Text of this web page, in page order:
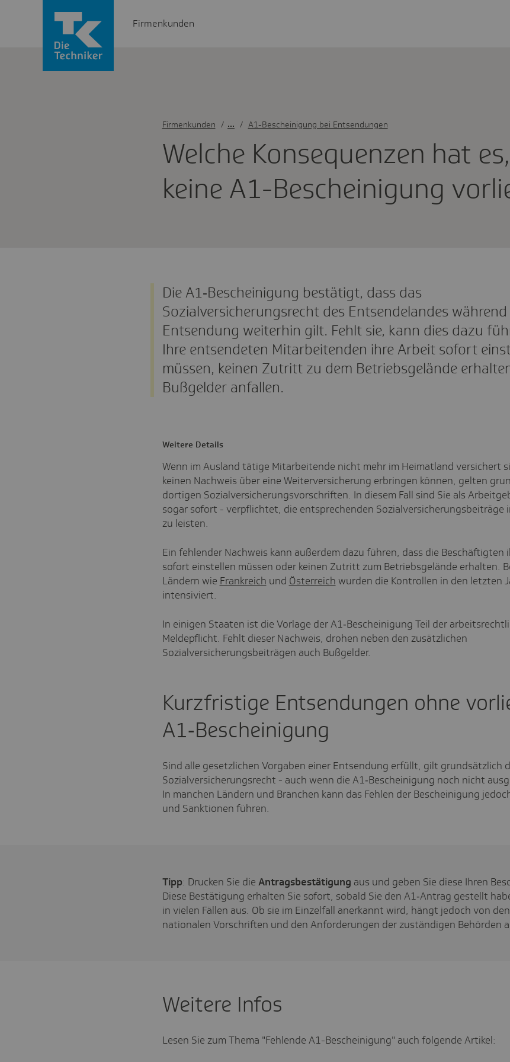
Firmenkunden
Welche Konse­quenzen hat
keine A1-Beschei­ni­gung
Firmenkunden / A1-Bescheinigung bei Entsendungen
Die A1‑Bescheinigung bestätigt, dass das
Sozialversicherungsrecht des Entsendelandes
Entsendung weiterhin gilt. Fehlt sie, kann dies dazu
Ihre entsendeten Mitarbeitenden ihre Arbeit sofort
müssen, keinen Zutritt zu dem Betriebsgelände
Bußgelder anfallen.
Weitere Details
Wenn im Ausland tätige Mitarbeitende nicht mehr im Heimatland versichert
keinen Nachweis über eine Weiterversicherung erbringen können, gelten
dortigen Sozialversicherungsvorschriften. In diesem Fall sind Sie als
sogar sofort - verpflichtet, die entsprechenden Sozialversicherungsbeiträge
zu leisten.
Ein fehlender Nachweis kann außerdem dazu führen, dass die Beschäftigten
sofort einstellen müssen oder keinen Zutritt zum Betriebsgelände erhalten.
Ländern wie Frankreich und Österreich wurden die Kontrollen in den letzten
intensiviert.
In einigen Staaten ist die Vorlage der A1‑Bescheinigung Teil der
Meldepflicht. Fehlt dieser Nachweis, drohen neben den zusätzlichen
Sozialversicherungsbeiträgen auch Bußgelder.
Kurzfristige Entsendungen ohne
A1‑Bescheinigung
Sind alle gesetzlichen Vorgaben einer Entsendung erfüllt, gilt grundsätzlich
Sozialversicherungsrecht - auch wenn die A1‑Bescheinigung noch nicht
In manchen Ländern und Branchen kann das Fehlen der Bescheinigung
und Sanktionen führen.
Tipp: Drucken Sie die Antragsbestätigung aus und geben Sie diese Ihren
Diese Bestätigung erhalten Sie sofort, sobald Sie den A1‑Antrag gestellt
in vielen Fällen aus. Ob sie im Einzelfall anerkannt wird, hängt jedoch von
nationalen Vorschriften und den Anforderungen der zuständigen Behörden
Weitere Infos
Lesen Sie zum Thema "Fehlende A1-Bescheinigung" auch folgende Artikel: